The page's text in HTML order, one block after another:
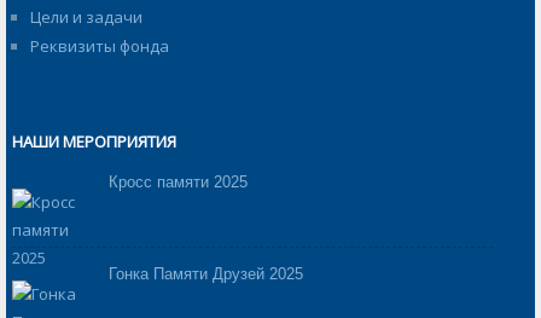
Цели и задачи
Реквизиты фонда
НАШИ МЕРОПРИЯТИЯ
Кросс памяти 2025
Гонка Памяти Друзей 2025